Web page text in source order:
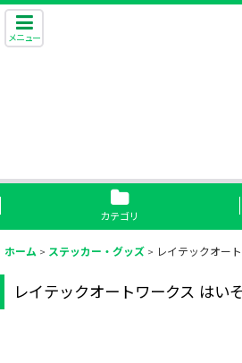
メニュー
カテゴリ
ホーム > ステッカー・グッズ > レイテックオー
レイテックオートワークス はい